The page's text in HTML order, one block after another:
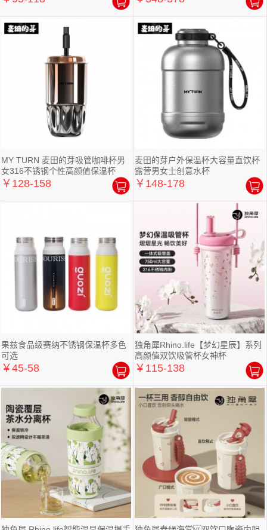
MY TURN 麦田的芽吸管咖啡杯男
女316不锈钢个性高颜值保温杯
￥128-158
麦田的芽户外保温杯大容量直饮杯
露营男女士创意水杯
￥148-178
果兹食品级赛纳不锈钢保温杯多色
可选
￥45-58
独角犀Rhino.life【梦幻星辰】系列
高颜值双饮吸管杯女神杯
￥115-138